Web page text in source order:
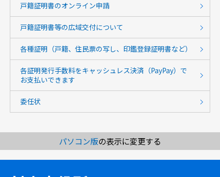
戸籍証明書のオンライン申請
戸籍証明書等の広域交付について
各種証明（戸籍、住民票の写し、印鑑登録証明書など）
各証明発行手数料をキャッシュレス決済（PayPay）で
お支払いできます
委任状
パソコン版の表示に変更する